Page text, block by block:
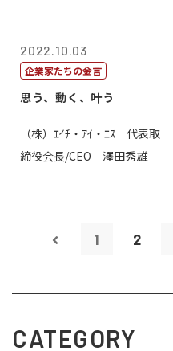
2022.10.03
企業家たちの金言
思う、動く、叶う
（株）ｴｲﾁ・ｱｲ・ｴｽ 代表取
締役会長/CEO 澤田秀雄
1 2
CATEGORY